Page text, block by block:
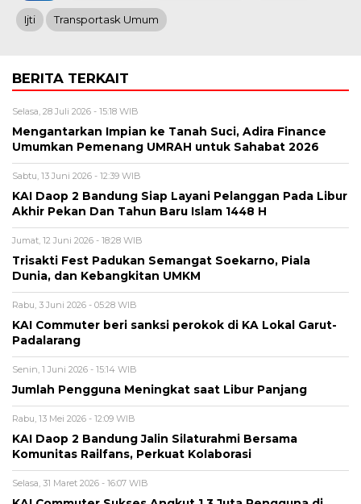
Ijti Transportask Umum
BERITA TERKAIT
Selasa, 28 Juli 2026 - 15:18 WIB
Mengantarkan Impian ke Tanah Suci, Adira Finance
Umumkan Pemenang UMRAH untuk Sahabat 2026
Sabtu, 13 Juni 2026 - 12:39 WIB
KAI Daop 2 Bandung Siap Layani Pelanggan Pada Libur
Akhir Pekan Dan Tahun Baru Islam 1448 H
Jumat, 12 Juni 2026 - 18:28 WIB
Trisakti Fest Padukan Semangat Soekarno, Piala
Dunia, dan Kebangkitan UMKM
Rabu, 3 Juni 2026 - 05:28 WIB
KAI Commuter beri sanksi perokok di KA Lokal Garut-
Padalarang
Senin, 1 Juni 2026 - 15:14 WIB
Jumlah Pengguna Meningkat saat Libur Panjang
Rabu, 13 Mei 2026 - 12:09 WIB
KAI Daop 2 Bandung Jalin Silaturahmi Bersama
Komunitas Railfans, Perkuat Kolaborasi
Selasa, 31 Maret 2026 - 16:07 WIB